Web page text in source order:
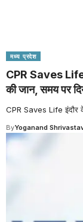
मध्य प्रदेश
CPR Saves Life:
की जान, समय पर
CPR Saves Life इंदौर के
ByYoganand